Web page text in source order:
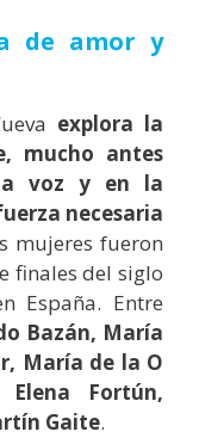
de amor y
explora la
mucho antes
voz y en la
necesaria
mujeres fueron
finales del siglo
España. Entre
Bazán, María
María de la O
Elena Fortún,
Gaite.